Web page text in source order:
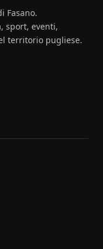
Fasano.
sport, eventi,
territorio pugliese.